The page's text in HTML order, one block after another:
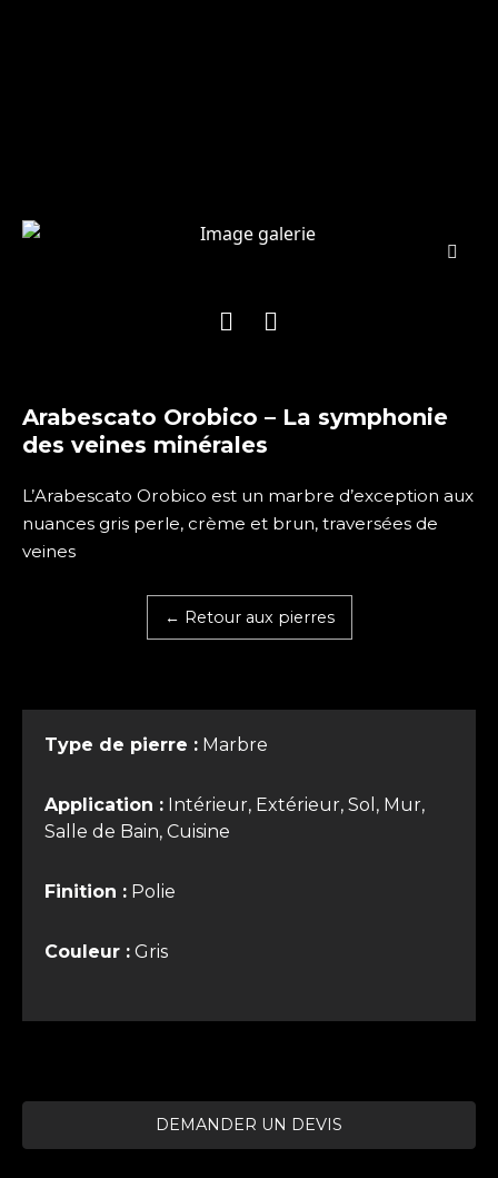
Arabescato Orobico – La symphonie
des veines minérales
L’Arabescato Orobico est un marbre d’exception aux
nuances gris perle, crème et brun, traversées de
veines
← Retour aux pierres
Type de pierre : Marbre
Application : Intérieur, Extérieur, Sol, Mur,
Salle de Bain, Cuisine
Finition : Polie
Couleur : Gris
DEMANDER UN DEVIS